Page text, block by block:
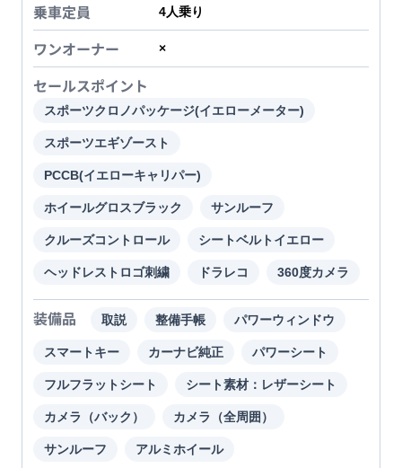
乗車定員 4人乗り
ワンオーナー ×
セールスポイント
スポーツクロノパッケージ(イエローメーター)
スポーツエギゾースト
PCCB(イエローキャリパー)
ホイールグロスブラック サンルーフ
クルーズコントロール シートベルトイエロー
ヘッドレストロゴ刺繍 ドラレコ 360度カメラ
装備品 取説 整備手帳 パワーウィンドウ
スマートキー カーナビ純正 パワーシート
フルフラットシート シート素材：レザーシート
カメラ（バック） カメラ（全周囲）
サンルーフ アルミホイール